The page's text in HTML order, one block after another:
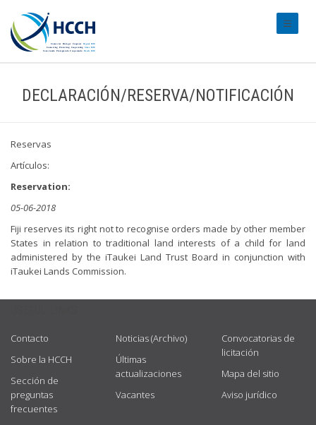
DECLARACIÓN/RESERVA/NOTIFICACIÓN
Reservas
Artículos:
Reservation:
05-06-2018
Fiji reserves its right not to recognise orders made by other member
States in relation to traditional land interests of a child for land
administered by the iTaukei Land Trust Board in conjunction with
iTaukei Lands Commission.
Contacto
Sobre la HCCH
Sección de
preguntas
frecuentes
Noticias (Archivo)
Últimas
actualizaciones
Vacantes
Convocatorias de
licitación
Mapa del sitio
Aviso jurídico